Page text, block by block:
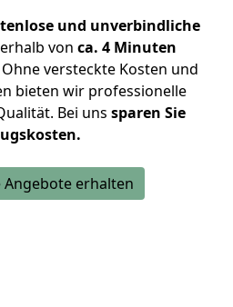
und unverbindliche
von ca. 4 Minuten
versteckte Kosten und
bieten wir professionelle
Bei uns sparen Sie
Angebote erhalten